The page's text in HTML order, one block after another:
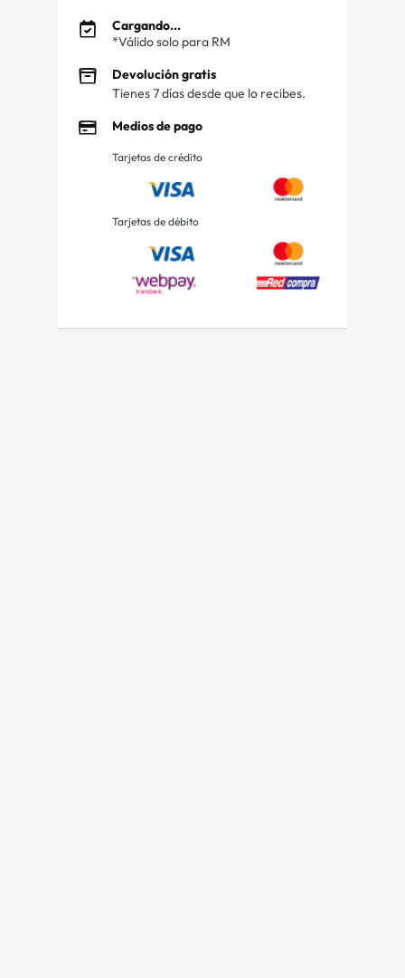
Cargando...
*Válido solo para RM
Devolución gratis
Tienes 7 días desde que lo recibes.
Medios de pago
Tarjetas de crédito
Tarjetas de débito